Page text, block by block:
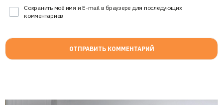
Сохранить моё имя и E-mail в браузере для последующих
комментариев